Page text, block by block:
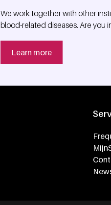
We work together with other
blood-related diseases. Are you
Learn more